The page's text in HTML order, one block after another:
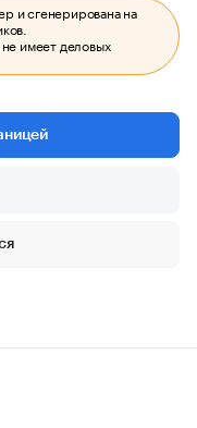
и сгенерирована на
имеет деловых